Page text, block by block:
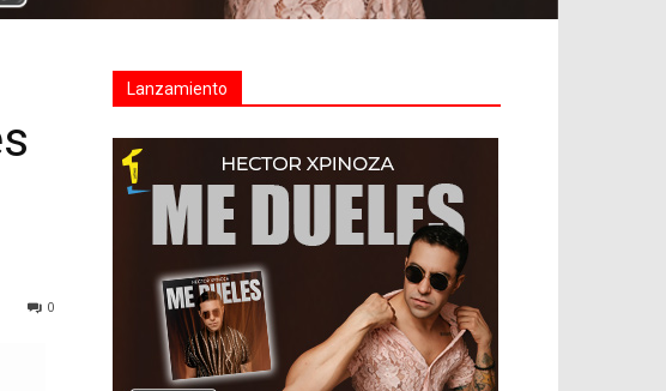
0
Lanzamiento